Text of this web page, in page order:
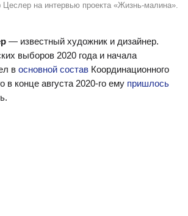
на интервью проекта «Жизнь-малина».
— известный художник и дизайнер.
выборов 2020 года и начала
в основной состав Координационного
в конце августа 2020-го ему пришлось